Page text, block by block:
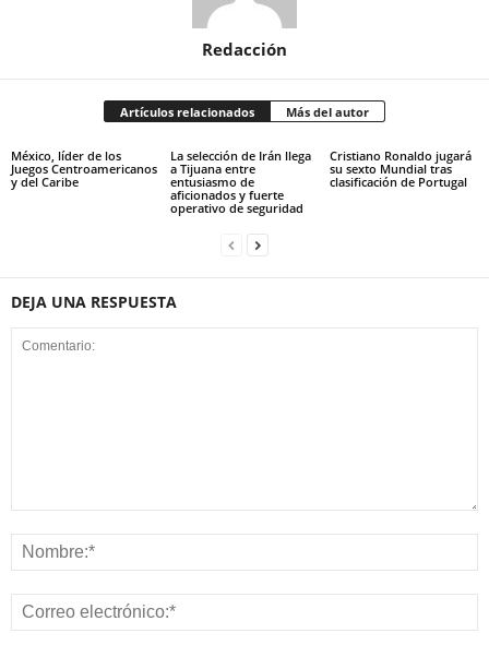
Redacción
Artículos relacionados Más del autor
México, líder de los
Juegos Centroamericanos
y del Caribe
La selección de Irán llega
a Tijuana entre
entusiasmo de
aficionados y fuerte
operativo de seguridad
Cristiano Ronaldo jugará
su sexto Mundial tras
clasificación de Portugal
DEJA UNA RESPUESTA